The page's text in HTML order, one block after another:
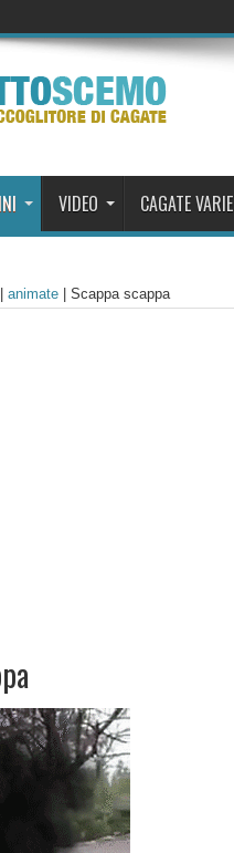
VIDEO CAGATE VARIE
animate Scappa scappa